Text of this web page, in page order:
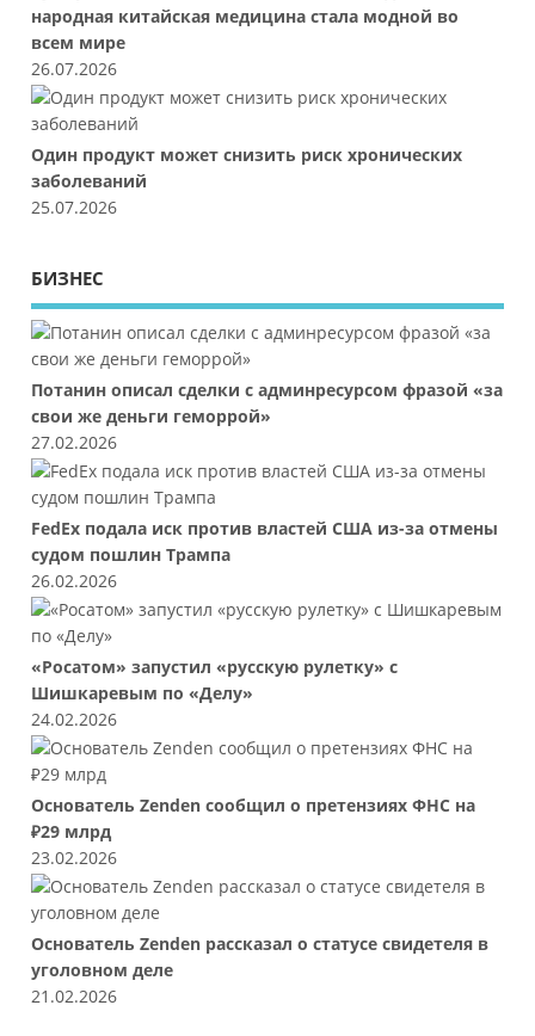
народная китайская медицина стала модной во
всем мире
26.07.2026
Один продукт может снизить риск хронических
заболеваний
25.07.2026
БИЗНЕС
Потанин описал сделки с админресурсом фразой «за
свои же деньги геморрой»
27.02.2026
FedEx подала иск против властей США из-за отмены
судом пошлин Трампа
26.02.2026
«Росатом» запустил «русскую рулетку» с
Шишкаревым по «Делу»
24.02.2026
Основатель Zenden сообщил о претензиях ФНС на
₽29 млрд
23.02.2026
Основатель Zenden рассказал о статусе свидетеля в
уголовном деле
21.02.2026